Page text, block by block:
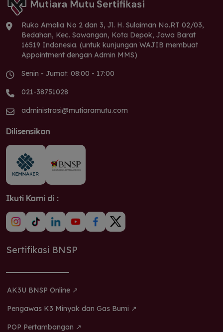
Ruko Amalia No 2 dan 3, Jl. H. Sulaiman No.RT 02/03,
Bedahan, Kec. Sawangan, Kota Depok, Jawa Barat
16519 Indonesia. (untuk kunjungan WAJIB membuat
Appointment dengan Admin MMS)
Senin - Jumat: 08:00 - 17:00
021-38751028
administrasi@mutiaramutu.com
Dilisensikan
Ikuti Kami di :
Sertifikasi BNSP
AK3U BNSP Online ↗
Pengawas K3 Minyak dan Gas Bumi ↗
POP Pertambangan ↗